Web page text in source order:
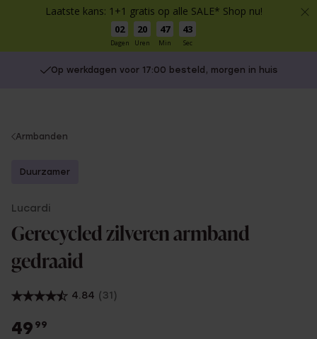
Laatste kans: 1+1 gratis op alle SALE* Shop nu!
02
Dagen
20
Uren
47
Min
42
Sec
Op werkdagen voor 17:00 besteld, morgen in huis
You
here:
Armbanden
Duurzamer
Lucardi
Gerecycled zilveren armband
gedraaid
4.84 (31)
49 99